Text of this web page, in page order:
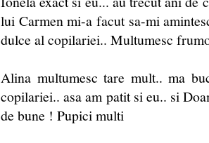
lui Carmen mi-a facut sa-mi
dulce al copilariei.. Multumesc
Alina multumesc tare mult.. ma
copilariei.. asa am patit si eu.. si
de bune ! Pupici multi